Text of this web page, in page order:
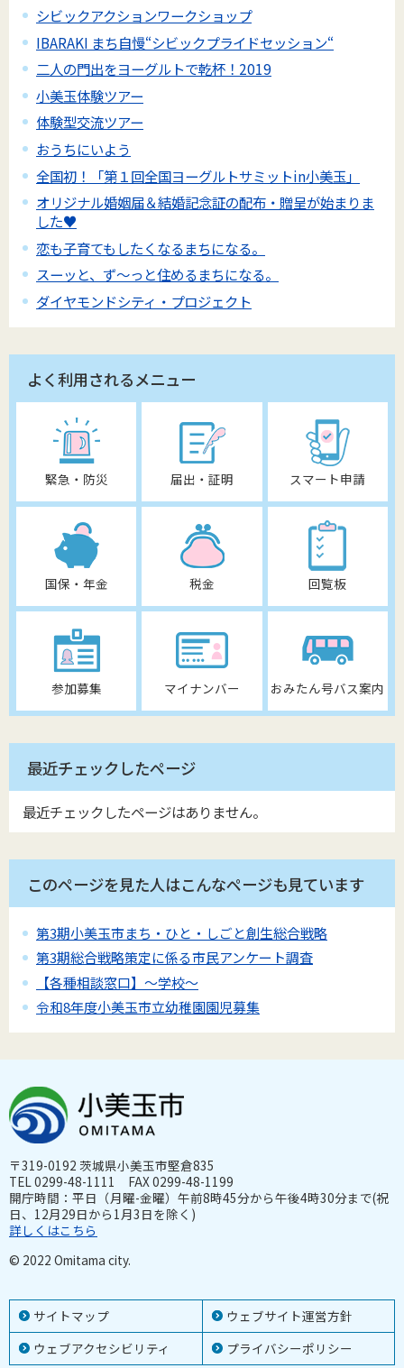
シビックアクションワークショップ
IBARAKI まち自慢“シビックプライドセッション“
二人の門出をヨーグルトで乾杯！2019
小美玉体験ツアー
体験型交流ツアー
おうちにいよう
全国初！「第１回全国ヨーグルトサミットin小美玉」
オリジナル婚姻届＆結婚記念証の配布・贈呈が始まりま
した♥
恋も子育てもしたくなるまちになる。
スーッと、ず～っと住めるまちになる。
ダイヤモンドシティ・プロジェクト
よく利用されるメニュー
緊急・防災 届出・証明 スマート申請
国保・年金 税金 回覧板
参加募集 マイナンバー おみたん号バス案内
最近チェックしたページ
最近チェックしたページはありません。
このページを見た人はこんなページも見ています
第3期小美玉市まち・ひと・しごと創生総合戦略
第3期総合戦略策定に係る市民アンケート調査
【各種相談窓口】～学校～
令和8年度小美玉市立幼稚園園児募集
サイトマップ
ウェブサイト運営方針
ウェブアクセシビリティ
プライバシーポリシー
〒319-0192 茨城県小美玉市堅倉835
TEL 0299-48-1111 FAX 0299-48-1199
開庁時間：平日（月曜-金曜）午前8時45分から午後4時30分まで(祝
日、12月29日から1月3日を除く)
詳しくはこちら
© 2022 Omitama city.